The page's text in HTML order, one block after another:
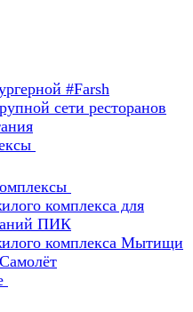
#Farsh
сети ресторанов
комплекса для
ПИК
комплекса Мытищи